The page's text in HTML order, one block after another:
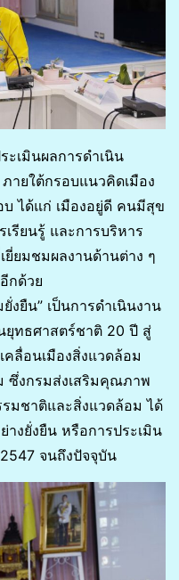
ะเมินผลการดำเนิน
ายใต้กรอบแนวคิดเมือง
ได้แก่ เมืองอยู่ดี คนมีสุข
รียนรู้ และการบริหาร
ยมชมผลงานด้านต่าง ๆ
กด้วย
งยืน” เป็นการดำเนินงาน
ยุทธศาสตร์ชาติ 20 ปี สู่
ลื่อนเมืองสิ่งแวดล้อม
ซึ่งกรมส่งเสริมคุณภาพ
มชาติและสิ่งแวดล้อม ได้
างยั่งยืน หรือการประเมิน
จนถึงปัจจุบัน